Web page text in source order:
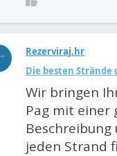
Rezerviraj.hr
Die besten Strände
Wir bringen
Pag mit einer
jeden Strand